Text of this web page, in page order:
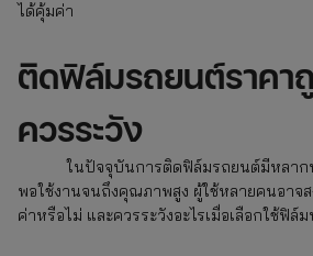
ได้คุ้มค่า
ติดฟิล์มรถยนต์ราคา
ควรระวัง
ในปัจจุบันการติดฟิล์มรถยนต์มีหลากห
พอใช้งานจนถึงคุณภาพสูง ผู้ใช้หลายคนอาจ
ค่าหรือไม่ และควรระวังอะไรเมื่อเลือกใช้ฟิล์